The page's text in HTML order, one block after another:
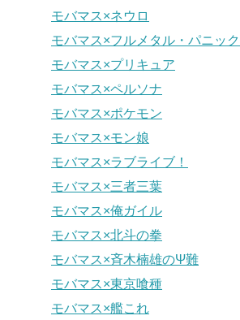
モバマス×ネウロ
モバマス×フルメタル・パニック
モバマス×プリキュア
モバマス×ペルソナ
モバマス×ポケモン
モバマス×モン娘
モバマス×ラブライブ！
モバマス×三者三葉
モバマス×俺ガイル
モバマス×北斗の拳
モバマス×斉木楠雄のΨ難
モバマス×東京喰種
モバマス×艦これ